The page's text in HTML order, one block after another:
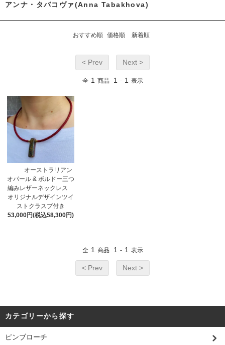
アンナ・タバコヴァ(Anna Tabakhova)
おすすめ順 価格順 新着順
< Prev Next >
全 1 商品 1 - 1 表示
オーストラリアン
オパール & ボルドー三つ
編みレザーネックレス
オリジナルデザインツイ
ストクラスプ付き
53,000円(税込58,300円)
全 1 商品 1 - 1 表示
< Prev Next >
カテゴリーから探す
ピンブローチ